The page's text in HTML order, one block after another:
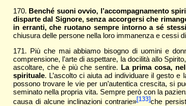
170. Benché suoni ovvio, l’accompagnamento
disparte dal Signore, senza accorgersi che
in erranti, che ruotano sempre intorno a sé
chiusura delle persone nella loro immanenza e cessi
171. Più che mai abbiamo bisogno di uomini e
comprensione, l’arte di aspettare, la docilità allo
ascoltare, che è più che sentire. La prima cosa,
spirituale. L’ascolto ci aiuta ad individuare il gesto
possono trovare le vie per un’autentica crescita, si
seminato nella propria vita. Sempre però con la
causa di alcune inclinazioni contrarie»[133]che